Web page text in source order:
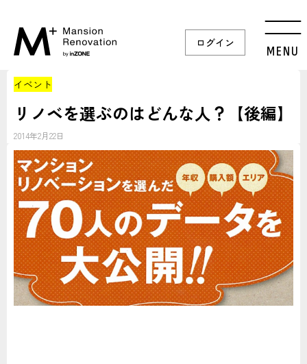
ログイン
MENU
イベント
リノベを選ぶのはどんな人？【後編】
2014年2月22日